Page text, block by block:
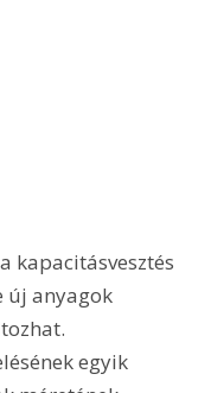
kapacitásvesztés
új anyagok
egyik